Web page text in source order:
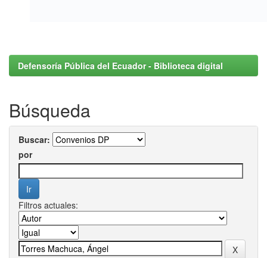
Defensoría Pública del Ecuador - Biblioteca digital
Búsqueda
Buscar:
por
Filtros actuales: